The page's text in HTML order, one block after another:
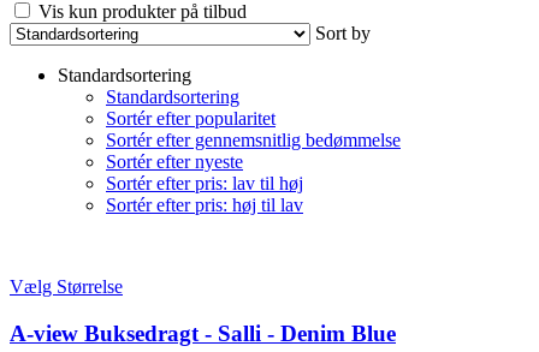
Vis kun produkter på tilbud
Sort by
Standardsortering
Standardsortering
Sortér efter popularitet
Sortér efter gennemsnitlig bedømmelse
Sortér efter nyeste
Sortér efter pris: lav til høj
Sortér efter pris: høj til lav
Vælg Størrelse
A-view Buksedragt - Salli - Denim Blue